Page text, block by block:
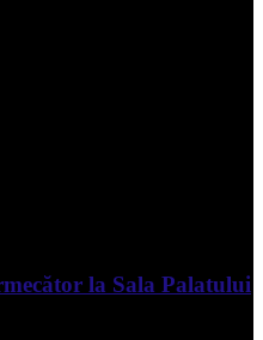
la Sala Palatului